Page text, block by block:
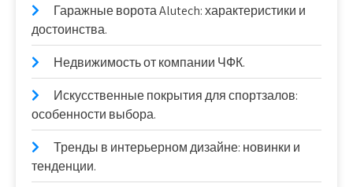
Гаражные ворота Alutech: характеристики и
достоинства.
Недвижимость от компании ЧФК.
Искусственные покрытия для спортзалов:
особенности выбора.
Тренды в интерьерном дизайне: новинки и
тенденции.